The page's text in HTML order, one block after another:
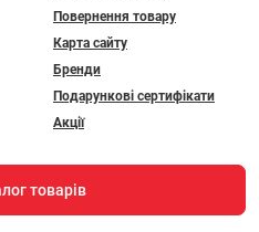
Повернення товару
Карта сайту
Бренди
Подарункові сертифікати
Акції
товарів